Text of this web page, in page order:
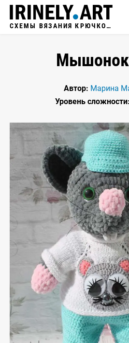
СХЕМЫ ВЯЗАНИЯ КРЮЧКОМ
Автор: Марина
Уровень сложности: